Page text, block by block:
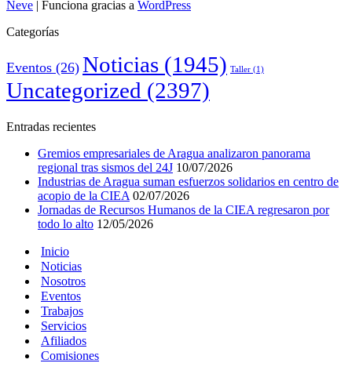
Neve | Funciona gracias a WordPress
Categorías
Eventos (26) Noticias (1945) Taller (1)
Uncategorized (2397)
Entradas recientes
Gremios empresariales de Aragua analizaron panorama
regional tras sismos del 24J 10/07/2026
Industrias de Aragua suman esfuerzos solidarios en centro de
acopio de la CIEA 02/07/2026
Jornadas de Recursos Humanos de la CIEA regresaron por
todo lo alto 12/05/2026
Inicio
Noticias
Nosotros
Eventos
Trabajos
Servicios
Afiliados
Comisiones